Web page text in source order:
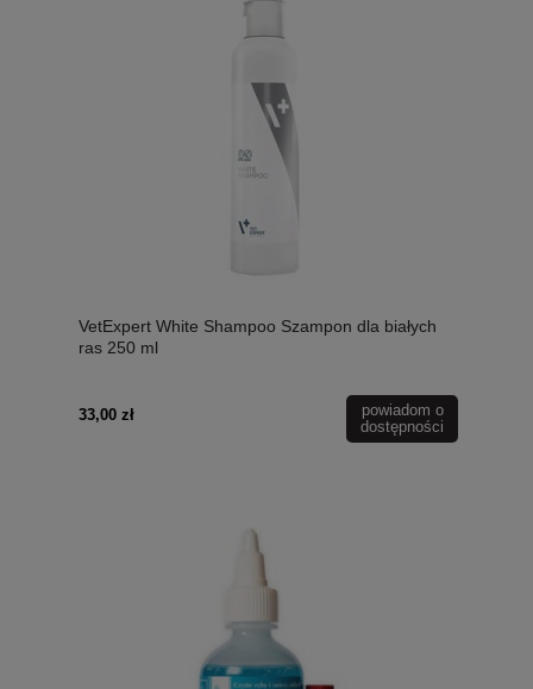
VetExpert White Shampoo Szampon dla białych
ras 250 ml
33,00 zł
powiadom o
dostępności